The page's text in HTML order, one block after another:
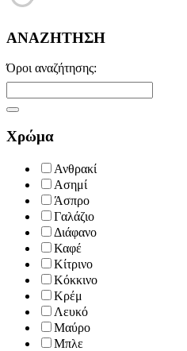
ΑΝΑΖΗΤΗΣΗ
Όροι αναζήτησης:
Χρώμα
Ανθρακί
Ασημί
Άσπρο
Γαλάζιο
Διάφανο
Καφέ
Κίτρινο
Κόκκινο
Κρέμ
Λευκό
Μαύρο
Μπλε